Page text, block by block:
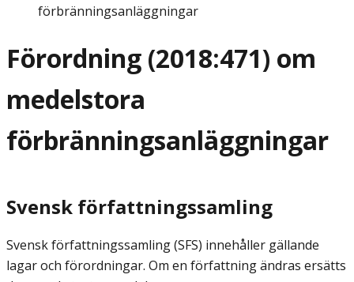
förbränningsanläggningar
Förordning (2018:471) om
medelstora
förbränningsanläggningar
Svensk författningssamling
Svensk författningssamling (SFS) innehåller gällande
lagar och förordningar. Om en författning ändras ersätts